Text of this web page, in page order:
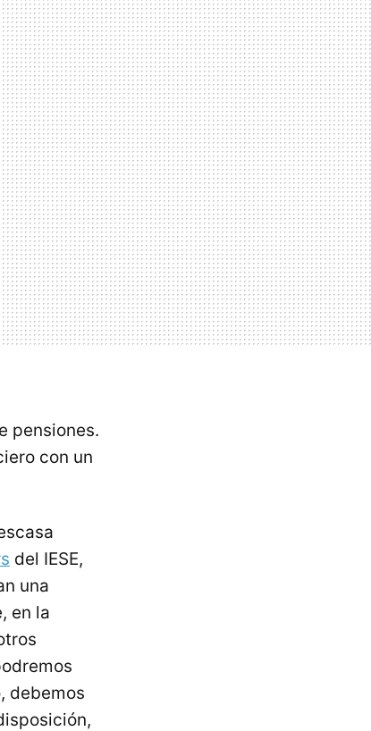
pensiones.
con un
del IESE,
una
en la
debemos